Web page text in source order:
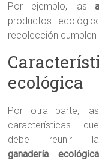
Por ejemplo, las
productos
recolección
ecológica
Por otra parte, las
características que
debe reunir la
ganadería ecológica